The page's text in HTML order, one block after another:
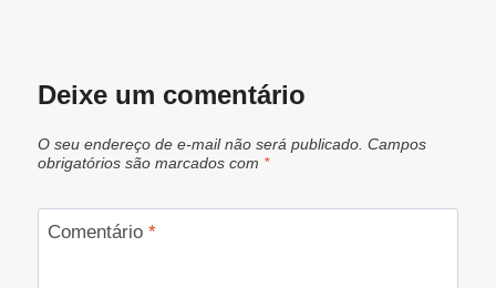
Deixe um comentário
O seu endereço de e-mail não será publicado. Campos
obrigatórios são marcados com *
Comentário *